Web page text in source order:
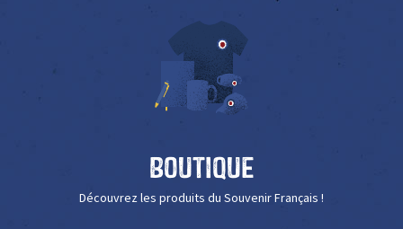
Boutique
Découvrez les produits du Souvenir Français !